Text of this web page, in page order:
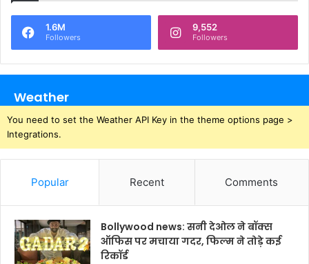
1.6M
Followers
9,552
Followers
Weather
You need to set the Weather API Key in the theme options page >
Integrations.
Popular Recent Comments
Bollywood news: सनी देओल ने बॉक्स
ऑफिस पर मचाया गदर, फिल्म ने तोड़े कई
रिकॉर्ड